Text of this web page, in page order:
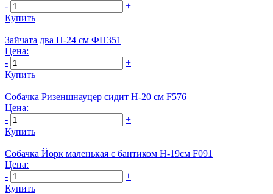
-
+
Купить
Зайчата два H-24 см ФП351
Цена:
-
+
Купить
Собачка Ризеншнауцер сидит Н-20 см F576
Цена:
-
+
Купить
Собачка Йорк маленькая с бантиком Н-19см F091
Цена:
-
+
Купить